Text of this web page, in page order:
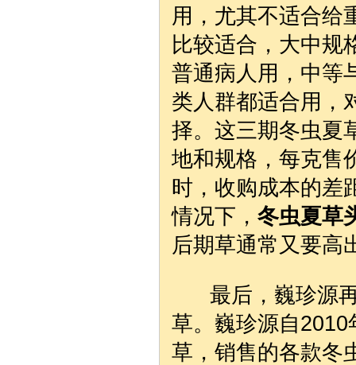
用，尤其不适合给
比较适合，大中规
普通病人用，中等
类人群都适合用，
择。这三期冬虫夏
地和规格，每克售
时，收购成本的差
情况下， 冬虫夏草
后期草通常又要高
最后，巍珍源再
草。巍珍源自
草，销售的各款冬